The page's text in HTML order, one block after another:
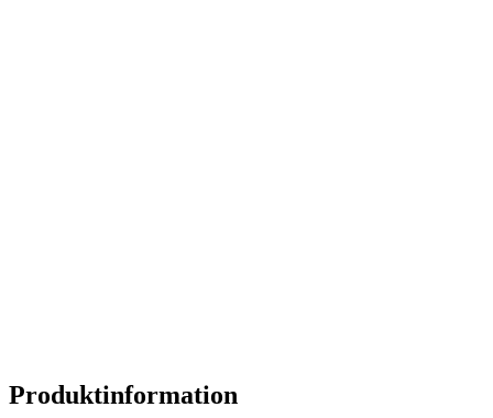
Produktinformation